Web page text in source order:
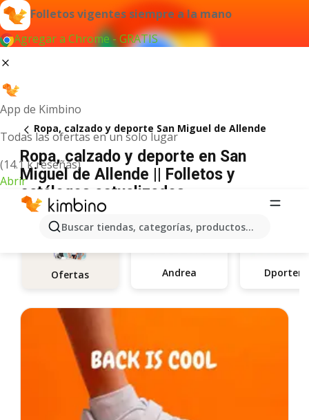
Folletos vigentes siempre a la mano
Agregar a Chrome - GRATIS
App de Kimbino
Todas las ofertas en un solo lugar
(14.1 k reseñas)
Abrir
Buscar tiendas, categorías, productos...
Ropa, calzado y deporte San Miguel de Allende
Ropa, calzado y deporte en San
Miguel de Allende || Folletos y
catálogos actualizados
Ofertas Andrea